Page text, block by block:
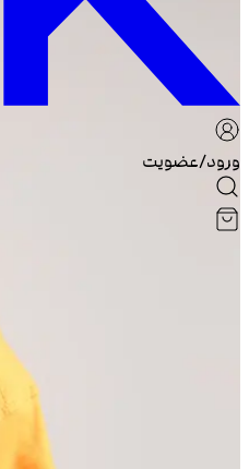
ورود/عضویت